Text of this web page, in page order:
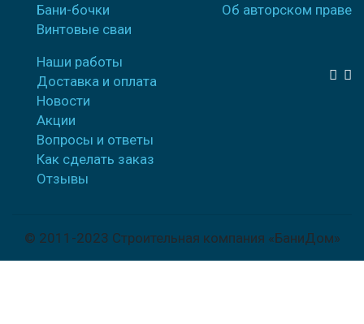
Бани-бочки
Винтовые сваи
Наши работы
Доставка и оплата
Новости
Акции
Вопросы и ответы
Как сделать заказ
Отзывы
Об авторском праве
© 2011-2023 Строительная компания «БаниДом»